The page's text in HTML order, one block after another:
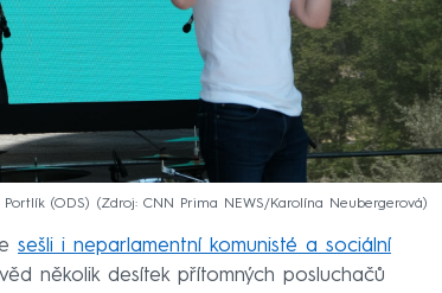
(ODS) Zdroj: CNN Prima NEWS/Karolína Neubergerová
sešli i neparlamentní komunisté a sociální
několik desítek přítomných posluchačů